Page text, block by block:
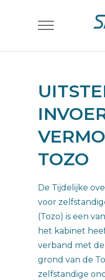
TOZO
De Tijdelijke
voor
(Tozo) is een
het kabinet
verband met de
grond van de
zelfstandige